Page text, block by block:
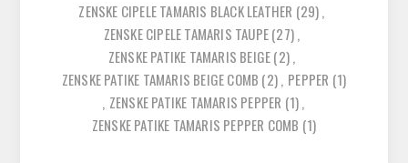
ZENSKE CIPELE TAMARIS BLACK LEATHER (29),
ZENSKE CIPELE TAMARIS TAUPE(27),
ZENSKE PATIKE TAMARIS BEIGE(2),
ZENSKE PATIKE TAMARIS BEIGE COMB (2), PEPPER (1)
, ZENSKE PATIKE TAMARIS PEPPER (1),
ZENSKE PATIKE TAMARIS PEPPER COMB (1)